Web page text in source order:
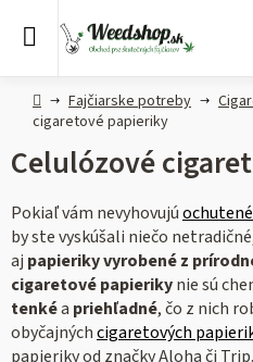
DomovFajčiarske potreby
cigaretové papieriky
Celulózové
Pokiaľ vám nevyhovujú
by ste vyskúšali niečo
aj papieriky vyrobené z
cigaretové papierikynie sú
tenkéa priehľadné, čo z nich
obyčajnýchcigaretových
papieriky od značky Aloha či Trip.